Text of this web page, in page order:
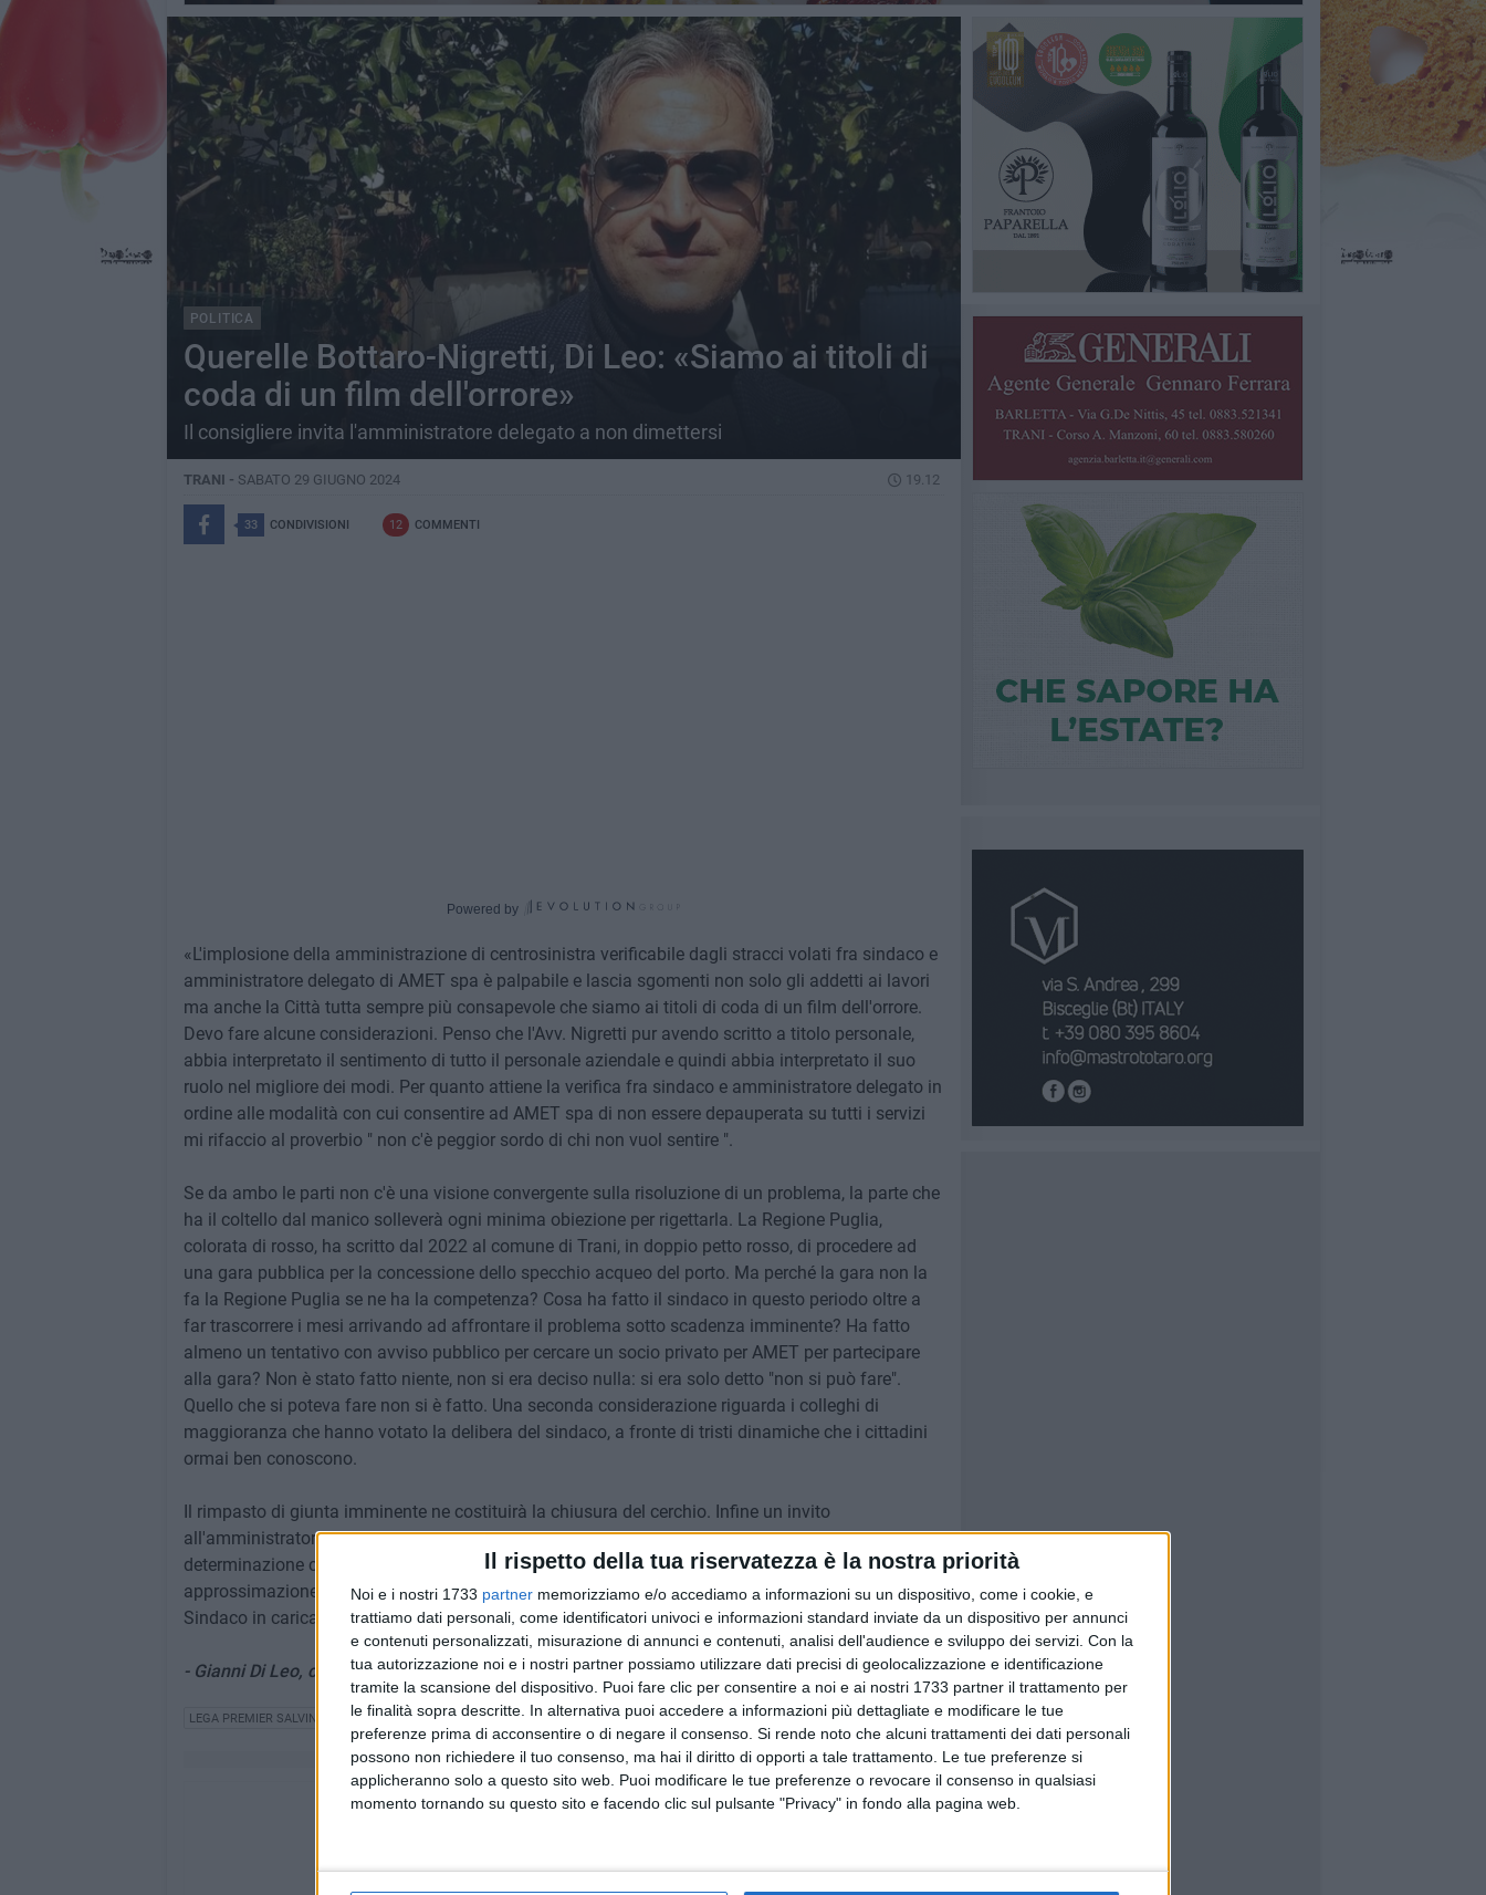
Il rispetto della tua riservatezza è la nostra priorità
Noi e i nostri 1733 partner memorizziamo e/o accediamo a informazioni su un dispositivo, come i cookie, e
trattiamo dati personali, come identificatori univoci e informazioni standard inviate da un dispositivo per annunci
e contenuti personalizzati, misurazione di annunci e contenuti, analisi dell'audience e sviluppo dei servizi. Con la
tua autorizzazione noi e i nostri partner possiamo utilizzare dati precisi di geolocalizzazione e identificazione
tramite la scansione del dispositivo. Puoi fare clic per consentire a noi e ai nostri 1733 partner il trattamento per
le finalità sopra descritte. In alternativa puoi accedere a informazioni più dettagliate e modificare le tue
preferenze prima di acconsentire o di negare il consenso. Si rende noto che alcuni trattamenti dei dati personali
possono non richiedere il tuo consenso, ma hai il diritto di opporti a tale trattamento. Le tue preferenze si
applicheranno solo a questo sito web. Puoi modificare le tue preferenze o revocare il consenso in qualsiasi
momento tornando su questo sito e facendo clic sul pulsante "Privacy" in fondo alla pagina web.
POLITICA
Querelle Bottaro-Nigretti, Di Leo: «Siamo ai titoli di
coda di un film dell'orrore»
Il consigliere invita l'amministratore delegato a non dimettersi
TRANI - SABATO 29 GIUGNO 2024 19.12
33 CONDIVISIONI 12 COMMENTI
Powered by
«L'implosione della amministrazione di centrosinistra verificabile dagli stracci volati fra sindaco e
amministratore delegato di AMET spa è palpabile e lascia sgomenti non solo gli addetti ai lavori
ma anche la Città tutta sempre più consapevole che siamo ai titoli di coda di un film dell'orrore.
Devo fare alcune considerazioni. Penso che l'Avv. Nigretti pur avendo scritto a titolo personale,
abbia interpretato il sentimento di tutto il personale aziendale e quindi abbia interpretato il suo
ruolo nel migliore dei modi. Per quanto attiene la verifica fra sindaco e amministratore delegato in
ordine alle modalità con cui consentire ad AMET spa di non essere depauperata su tutti i servizi
mi rifaccio al proverbio " non c'è peggior sordo di chi non vuol sentire ".
Se da ambo le parti non c'è una visione convergente sulla risoluzione di un problema, la parte che
ha il coltello dal manico solleverà ogni minima obiezione per rigettarla. La Regione Puglia,
colorata di rosso, ha scritto dal 2022 al comune di Trani, in doppio petto rosso, di procedere ad
una gara pubblica per la concessione dello specchio acqueo del porto. Ma perché la gara non la
fa la Regione Puglia se ne ha la competenza? Cosa ha fatto il sindaco in questo periodo oltre a
far trascorrere i mesi arrivando ad affrontare il problema sotto scadenza imminente? Ha fatto
almeno un tentativo con avviso pubblico per cercare un socio privato per AMET per partecipare
alla gara? Non è stato fatto niente, non si era deciso nulla: si era solo detto "non si può fare".
Quello che si poteva fare non si è fatto. Una seconda considerazione riguarda i colleghi di
maggioranza che hanno votato la delibera del sindaco, a fronte di tristi dinamiche che i cittadini
ormai ben conoscono.
Il rimpasto di giunta imminente ne costituirà la chiusura del cerchio. Infine un invito
all'amministratore delegato a non dimettersi perché ha mostrato nei fatti coraggio e
determinazione contro un sistema che lo voleva yes man mostrando in modo impietoso l'
approssimazione di scelte e la mancanza di adeguata programmazione e strategia da parte del
Sindaco in carica, purtroppo, da oltre 8 anni».
- Gianni Di Leo, capogruppo Lega Trani
LEGA PREMIER SALVINI